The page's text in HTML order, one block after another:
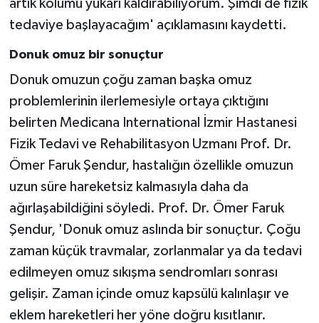
artık kolumu yukarı kaldırabiliyorum. Şimdi de fizik
tedaviye başlayacağım' açıklamasını kaydetti.
Donuk omuz bir sonuçtur
Donuk omuzun çoğu zaman başka omuz
problemlerinin ilerlemesiyle ortaya çıktığını
belirten Medicana International İzmir Hastanesi
Fizik Tedavi ve Rehabilitasyon Uzmanı Prof. Dr.
Ömer Faruk Şendur, hastalığın özellikle omuzun
uzun süre hareketsiz kalmasıyla daha da
ağırlaşabildiğini söyledi. Prof. Dr. Ömer Faruk
Şendur, 'Donuk omuz aslında bir sonuçtur. Çoğu
zaman küçük travmalar, zorlanmalar ya da tedavi
edilmeyen omuz sıkışma sendromları sonrası
gelişir. Zaman içinde omuz kapsülü kalınlaşır ve
eklem hareketleri her yöne doğru kısıtlanır.